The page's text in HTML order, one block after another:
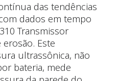
das tendências
dados em tempo
Transmissor
Este
ultrassônica, não
bateria, mede